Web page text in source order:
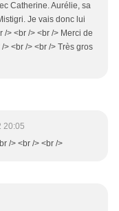
Catherine. Aurélie, sa
Je vais donc lui
> <br /> <br /> Merci de
<br /> <br /> Très gros
20:05
/> <br /> <br />